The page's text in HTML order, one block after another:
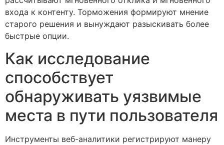
входа к контенту. Торможения формируют мнение
старого решения и вынуждают разыскивать более
быстрые опции.
Как исследование
способствует
обнаруживать уязвимые
места в пути пользователя
Инструменты веб-аналитики регистрируют манеру